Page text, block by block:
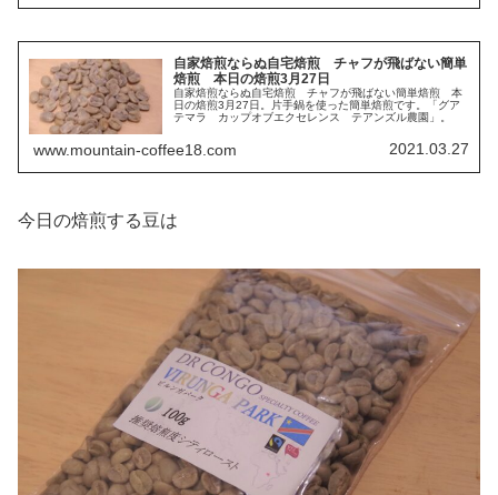
自家焙煎ならぬ自宅焙煎 チャフが飛ばない簡単
焙煎 本日の焙煎3月27日
自家焙煎ならぬ自宅焙煎 チャフが飛ばない簡単焙煎 本
日の焙煎3月27日。片手鍋を使った簡単焙煎です。「グア
テマラ カップオブエクセレンス テアンズル農園」。
www.mountain-coffee18.com 2021.03.27
今日の焙煎する豆は